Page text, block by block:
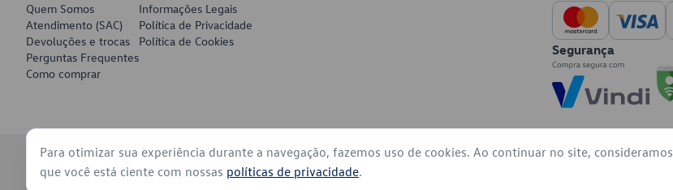
Quem Somos
Atendimento (SAC)
Devoluções e trocas
Perguntas Frequentes
Como comprar
Informações Legais
Política de Privacidade
Política de Cookies
Segurança
© 2026 - Volkswagen do Brasil - Todos os direitos reservados
Para otimizar sua experiência durante a navegação, fazemos uso de cookies. Ao continuar no site, consideramos
que você está ciente com nossas políticas de privacidade.